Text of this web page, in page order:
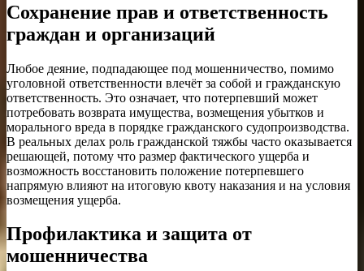
Сохранение прав и ответственность
граждан и организаций
Любое деяние, подпадающее под мошенничество, помимо
уголовной ответственности влечёт за собой и гражданскую
ответственность. Это означает, что потерпевший может
потребовать возврата имущества, возмещения убытков и
морального вреда в порядке гражданского судопроизводства.
В реальных делах роль гражданской тяжбы часто оказывается
решающей, потому что размер фактического ущерба и
возможность восстановить положение потерпевшего
напрямую влияют на итоговую квоту наказания и на условия
возмещения ущерба.
Профилактика и защита от
мошенничества